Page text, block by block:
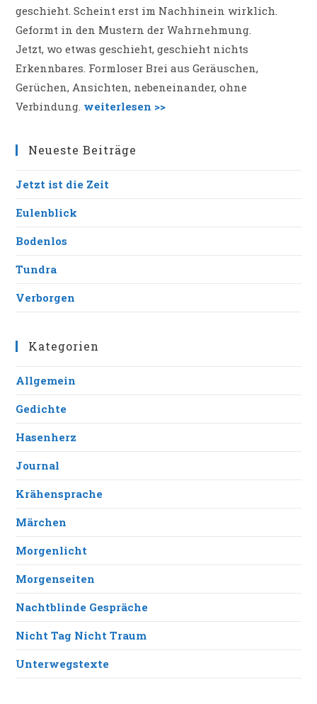
geschieht. Scheint erst im Nachhinein wirklich.
Geformt in den Mustern der Wahrnehmung.
Jetzt, wo etwas geschieht, geschieht nichts
Erkennbares. Formloser Brei aus Geräuschen,
Gerüchen, Ansichten, nebeneinander, ohne
Verbindung. weiterlesen >>
Neueste Beiträge
Jetzt ist die Zeit
Eulenblick
Bodenlos
Tundra
Verborgen
Kategorien
Allgemein
Gedichte
Hasenherz
Journal
Krähensprache
Märchen
Morgenlicht
Morgenseiten
Nachtblinde Gespräche
Nicht Tag Nicht Traum
Unterwegstexte